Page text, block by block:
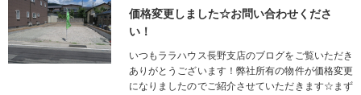
価格変更しました☆お問い合わせくださ
い！
いつもララハウス長野支店のブログをご覧いただき
ありがとうございます！弊社所有の物件が価格変更
になりましたのでご紹介させていただきます☆まず